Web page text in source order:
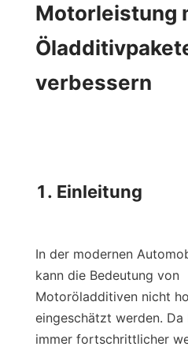
Motorleistung
verbessern
1. Einleitung
In der modernen
kann die Bedeutung von
Motoröladditiven nicht
eingeschätzt werden. Da
immer fortschrittlicher